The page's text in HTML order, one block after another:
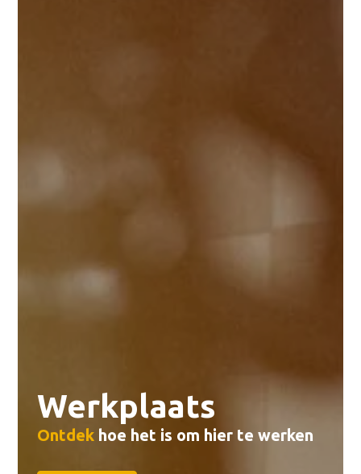
Werkplaats
Ontdek hoe het is om hier te werken